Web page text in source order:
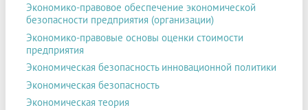
Экономико-правовое обеспечение экономической
безопасности предприятия (организации)
Экономико-правовые основы оценки стоимости
предприятия
Экономическая безопасность инновационной политики
Экономическая безопасность
Экономическая теория